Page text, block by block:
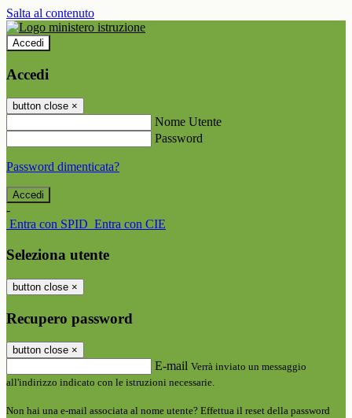
Salta al contenuto
Accedi
Accedi
button close ×
Nome Utente
Password
Password dimenticata?
-
Entra con SPID Entra con CIE
Seleziona utente
button close ×
Recupero password
button close ×
E-mail Verrà inviato un messaggio
all'indirizzo indicato con le istruzioni necessarie.
Non hai una e-mail associata al nome utente? Effettua il reset della password